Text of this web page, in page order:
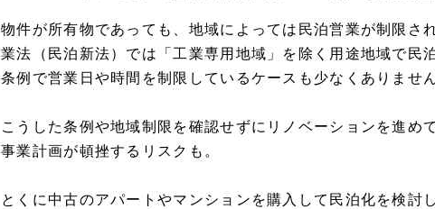
物件が所有物であっても、地域によっては民泊営業が制限さ
業法（民泊新法）では「工業専用地域」を除く用途地域で民
条例で営業日や時間を制限しているケースも少なくありません
こうした条例や地域制限を確認せずにリノベーションを進め
事業計画が頓挫するリスクも。
とくに中古のアパートやマンションを購入して民泊化を検討